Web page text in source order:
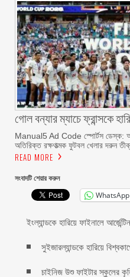
গোল বন্যার ম্যাচে ফ্রান্সকে
Manual5 Ad Code স্পোর্টস ডেস্ক:
অতিরিক্ত রক্ষণাত্মক ফুটবল খেলার দরুন
READ MORE
সংবাদটি শেয়ার করুন
WhatsApp
ইংল্যান্ডকে হারিয়ে ফাইনালে
সুইজারল্যান্ডকে হারিয়ে
চাইনিজ উশু ফাইটার স্কুলের কৃতি